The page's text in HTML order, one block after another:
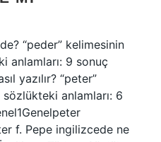
“peder” kelimesinin
anlamları: 9 sonuç
yazılır? “peter”
anlamları: 6
f. Pepe ingilizcede ne